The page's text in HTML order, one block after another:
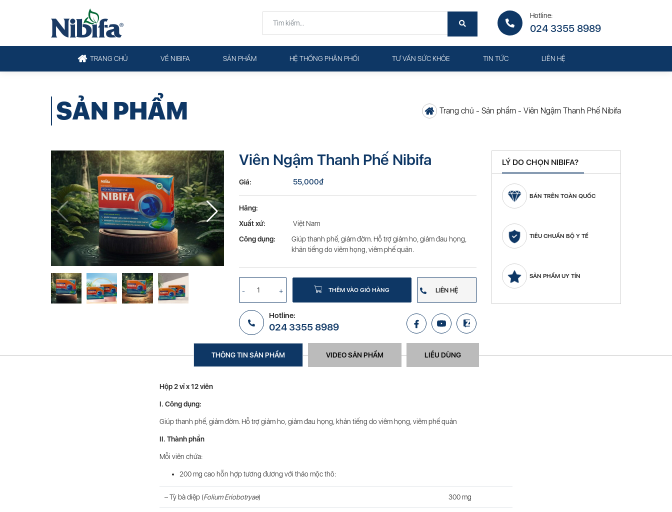
Hotline:
024 3355 8989
TRANG CHỦ VỀ NIBIFA SẢN PHẨM HỆ THỐNG PHÂN PHỐI TƯ VẤN SỨC KHỎE TIN TỨC LIÊN HỆ
SẢN PHẨM Trang chủ - Sản phẩm - Viên Ngậm Thanh Phế Nibifa
Viên Ngậm Thanh Phế Nibifa
Giá: 55,000₫
Hãng:
Xuất xứ:
Việt Nam
Công dụng:
Giúp thanh phế, giảm đờm. Hỗ trợ giảm ho, giảm đau họng,
khản tiếng do viêm họng, viêm phế quản.
- + THÊM VÀO GIỎ HÀNG LIÊN HỆ
Hotline:
024 3355 8989
LÝ DO CHỌN NIBIFA?
BÁN TRÊN TOÀN QUỐC
TIÊU CHUẨN BỘ Y TẾ
SẢN PHẨM UY TÍN
THÔNG TIN SẢN PHẨM VIDEO SẢN PHẨM LIỀU DÙNG
Hộp 2 vỉ x 12 viên
I. Công dụng:
Giúp thanh phế, giảm đờm. Hỗ trợ giảm ho, giảm đau họng, khản tiếng do viêm họng, viêm phế quản
II. Thành phần
Mỗi viên chứa:
200 mg cao hỗn hợp tương đương với thảo mộc thô:
– Tỳ bà diệp (Folium Eriobotryae) 300 mg